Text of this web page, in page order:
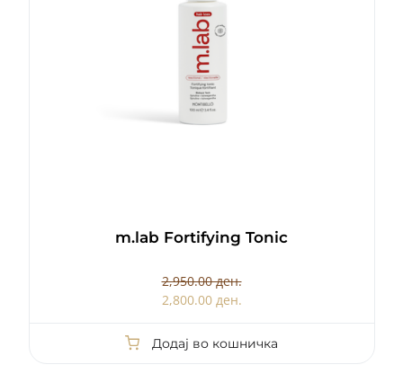
m.lab Fortifying Tonic
2,950.00 ден.
2,800.00 ден.
Додај во кошничка